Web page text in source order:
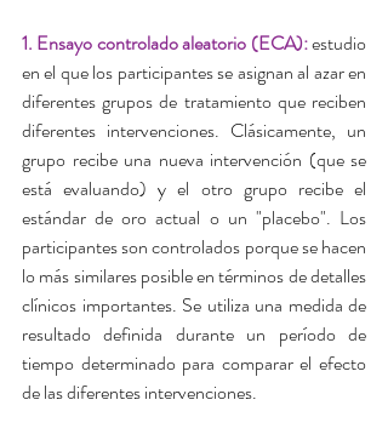
1. Ensayo controlado aleatorio (ECA): estudio
en el que los participantes se asignan al azar en
diferentes grupos de tratamiento que reciben
diferentes intervenciones. Clásicamente, un
grupo recibe una nueva intervención (que se
está evaluando) y el otro grupo recibe el
estándar de oro actual o un "placebo". Los
participantes son controlados porque se hacen
lo más similares posible en términos de detalles
clínicos importantes. Se utiliza una medida de
resultado definida durante un período de
tiempo determinado para comparar el efecto
de las diferentes intervenciones.